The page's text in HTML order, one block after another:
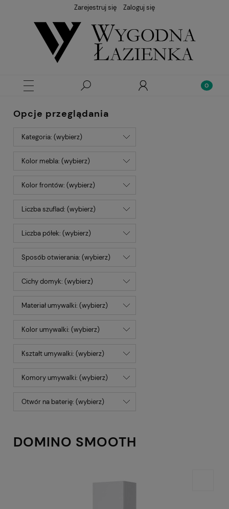
Zarejestruj się Zaloguj się
Opcje przeglądania
Kategoria: (wybierz)
Kolor mebla: (wybierz)
Kolor frontów: (wybierz)
Liczba szuflad: (wybierz)
Liczba półek: (wybierz)
Sposób otwierania: (wybierz)
Cichy domyk: (wybierz)
Materiał umywalki: (wybierz)
Kolor umywalki: (wybierz)
Kształt umywalki: (wybierz)
Komory umywalki: (wybierz)
Otwór na baterię: (wybierz)
DOMINO SMOOTH